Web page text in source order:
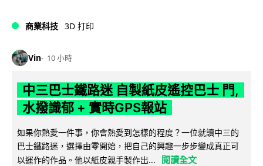
商業科技 3D 打印
Vin 10 小時
中三巴士鐵路迷 自製紙皮遙控巴士 門,
水撥識郁 + 實時GPS報站
如果你熱愛一件事，你會熱愛到怎樣的程度？一位就讀中三的
巴士鐵路迷，選擇由零開始，把自己的興趣一步步變成真正可
以運作的作品。他以紙皮親手製作出...
閱讀全文